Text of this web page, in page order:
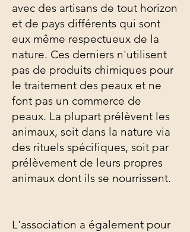
avec des artisans de tout horizon
et de pays différents qui sont
eux même respectueux de la
nature. Ces derniers n'utilisent
pas de produits chimiques pour
le traitement des peaux et ne
font pas un commerce de
peaux. La plupart prélèvent les
animaux, soit dans la nature via
des rituels spécifiques, soit par
prélèvement de leurs propres
animaux dont ils se nourrissent.
L'association a également pour